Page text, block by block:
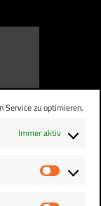
Service zu optimieren.
Immer aktiv